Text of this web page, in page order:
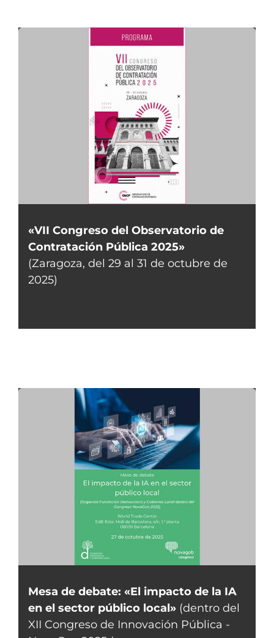
«VII Congreso del Observatorio de
Contratación Pública 2025»
(Zaragoza, del 29 al 31 de octubre de
2025)
Mesa de debate: «El impacto de la IA
en el sector público local» (dentro del
XII Congreso de Innovación Pública -